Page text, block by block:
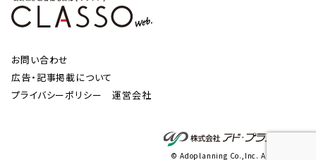
お問い合わせ
広告・記事掲載について
プライバシーポリシー
運営会社
© Adoplanning Co.,Inc. All Rights